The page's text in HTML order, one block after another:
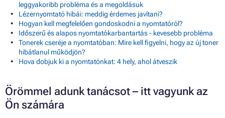
leggyakoribb probléma és a megoldásuk
Lézernyomtató hibái: meddig érdemes javítani?
Hogyan kell megfelelően gondoskodni a nyomtatóról?
Időszerű és alapos nyomtatókarbantartás - kevesebb probléma
Tonerek cseréje a nyomtatóban: Mire kell figyelni, hogy az új toner
hibátlanul működjön?
Hova dobjuk ki a nyomtatónkat: 4 hely, ahol átveszik
Örömmel adunk tanácsot – itt vagyunk az
Ön számára